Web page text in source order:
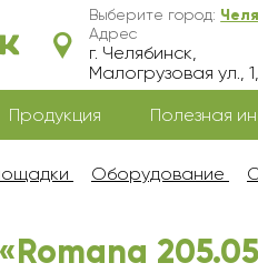
Выберите город:
Адрес
г. Челябинск,
Малогрузовая ул.,
Продукция Полезная
Оборудование